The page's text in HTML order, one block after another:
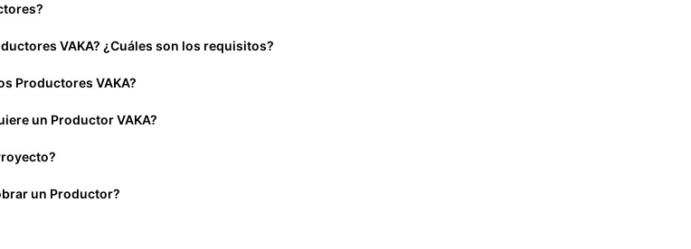
VAKA? ¿Cuáles son los requisitos?
Productores VAKA?
un Productor VAKA?
un Productor?